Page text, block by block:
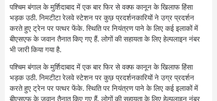
पश्चिम बंगाल के मुर्शिदाबाद में एक बार फिर से वक्फ कानून के खिलाफ हिंसा
भड़क उठी. निमटीटा रेलवे स्टेशन पर कुछ प्रदर्शनकारियों ने उग्र प्रदर्शन
करते हुए ट्रेन पर पत्थर फेंके. स्थिति पर नियंत्रण पाने के लिए कई इलाकों में
बीएसएफ के जवान तैनात किए गए हैं. लोगों की सहायता के लिए हेल्पलाइन नंबर
भी जारी किया गया है.
पश्चिम बंगाल के मुर्शिदाबाद में एक बार फिर से वक्फ कानून के खिलाफ हिंसा
भड़क उठी. निमटीटा रेलवे स्टेशन पर कुछ प्रदर्शनकारियों ने उग्र प्रदर्शन
करते हुए ट्रेन पर पत्थर फेंके. स्थिति पर नियंत्रण पाने के लिए कई इलाकों में
बीएसएफ के जवान तैनात किए गए हैं. लोगों की सहायता के लिए हेल्पलाइन नंबर